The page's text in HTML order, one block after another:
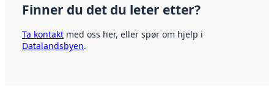
Finner du det du leter etter?
Ta kontakt med oss her, eller spør om hjelp i
Datalandsbyen.